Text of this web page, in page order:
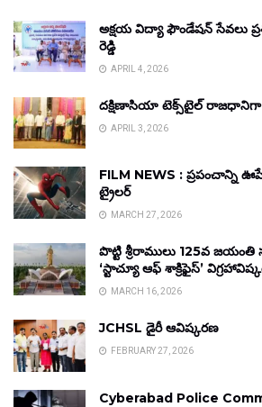
అక్షయ విద్యా ఫౌండేషన్ సేవలు
రెడ్డి
APRIL 4, 2026
దక్షిణాసియా టెక్స్‌టైల్
APRIL 3, 2026
FILM NEWS : ప్రపంచాన్ని
ట్రైలర్
MARCH 27, 2026
పొట్టి శ్రీరాములు 125వ
‘స్టాచ్యూ ఆఫ్ శాక్రిఫైస్’
MARCH 16, 2026
JCHSL డైరీ ఆవిష్కరణ
FEBRUARY 27, 2026
Cyberabad Police